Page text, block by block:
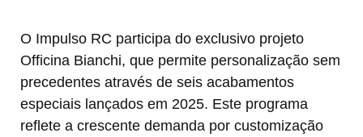
O Impulso RC participa do exclusivo projeto
Officina Bianchi, que permite personalização sem
precedentes através de seis acabamentos
especiais lançados em 2025. Este programa
reflete a crescente demanda por customização